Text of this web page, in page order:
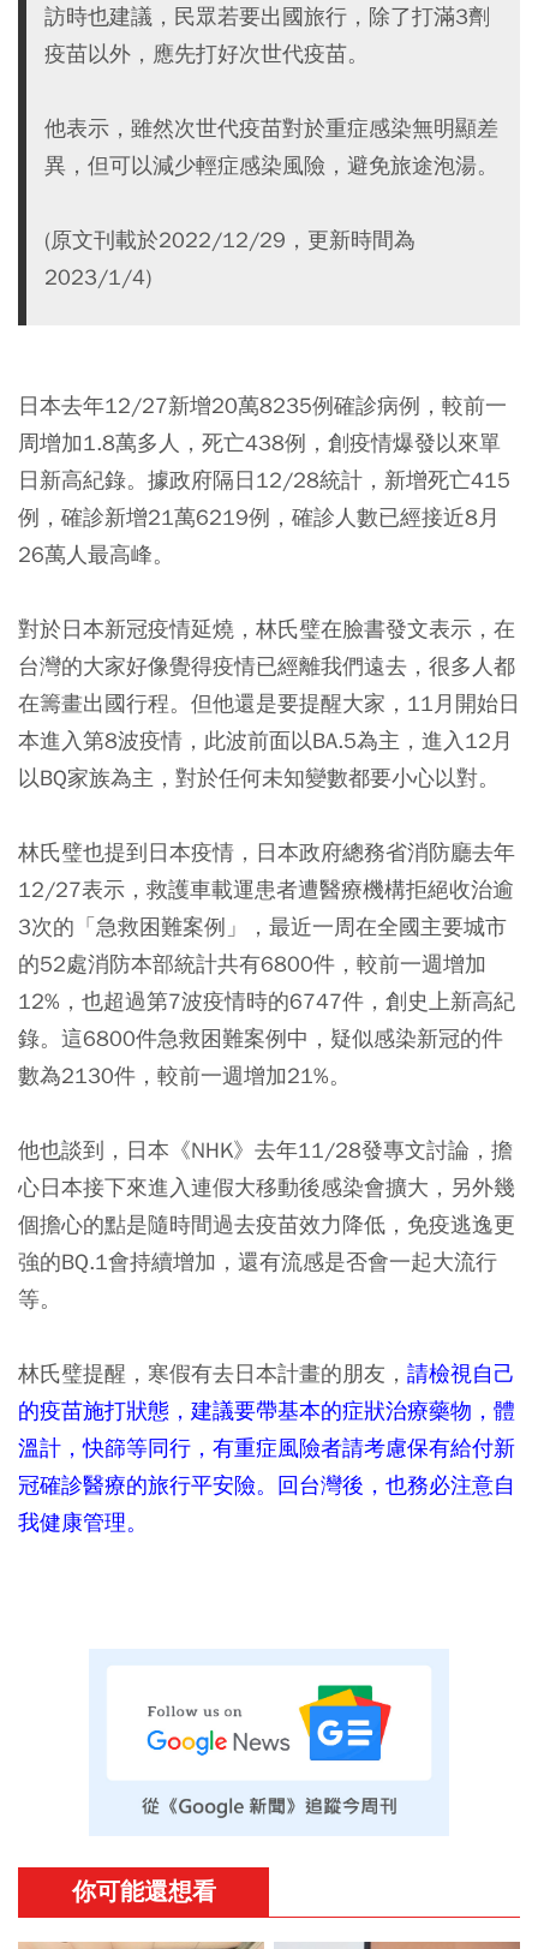
訪時也建議，民眾若要出國旅行，除了打滿3劑
疫苗以外，應先打好次世代疫苗。
他表示，雖然次世代疫苗對於重症感染無明顯差
異，但可以減少輕症感染風險，避免旅途泡湯。
(原文刊載於2022/12/29，更新時間為
2023/1/4)
日本去年12/27新增20萬8235例確診病例，較前一
周增加1.8萬多人，死亡438例，創疫情爆發以來單
日新高紀錄。據政府隔日12/28統計，新增死亡415
例，確診新增21萬6219例，確診人數已經接近8月
26萬人最高峰。
對於日本新冠疫情延燒，林氏璧在臉書發文表示，在
台灣的大家好像覺得疫情已經離我們遠去，很多人都
在籌畫出國行程。但他還是要提醒大家，11月開始日
本進入第8波疫情，此波前面以BA.5為主，進入12月
以BQ家族為主，對於任何未知變數都要小心以對。
林氏璧也提到日本疫情，日本政府總務省消防廳去年
12/27表示，救護車載運患者遭醫療機構拒絕收治逾
3次的「急救困難案例」，最近一周在全國主要城市
的52處消防本部統計共有6800件，較前一週增加
12%，也超過第7波疫情時的6747件，創史上新高紀
錄。這6800件急救困難案例中，疑似感染新冠的件
數為2130件，較前一週增加21%。
他也談到，日本《NHK》去年11/28發專文討論，擔
心日本接下來進入連假大移動後感染會擴大，另外幾
個擔心的點是隨時間過去疫苗效力降低，免疫逃逸更
強的BQ.1會持續增加，還有流感是否會一起大流行
等。
林氏璧提醒，寒假有去日本計畫的朋友， 請檢視自己
的疫苗施打狀態，建議要帶基本的症狀治療藥物，體
溫計，快篩等同行，有重症風險者請考慮保有給付新
冠確診醫療的旅行平安險。回台灣後，也務必注意自
我健康管理。